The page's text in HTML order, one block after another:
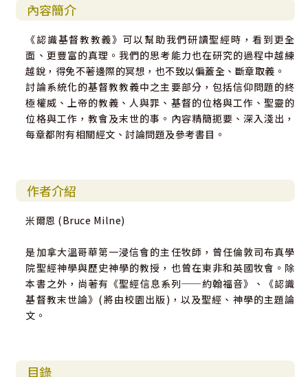
內容簡介
《認識基督教教義》可以幫助我們研讀聖經時，看到更全
面、更豐富的真理。我們的思考能力也在研究的過程中越練
越銳，得免不著邊際的冥想，也不致以偏蓋全、斷章取義。
討論系統化的基督教教義中之主要部分，包括信仰問題的終
極權威、上帝的教義、人與罪、基督的位格與工作、聖靈的
位格與工作，教會及末世的事。內容精簡扼要、深入淺出，
每章都附有相關經文、討論問題及參考書目。
作者介紹
米爾恩 (Bruce Milne)
是加拿大溫哥華第一浸信會的主任牧師，曾任倫敦司布真學
院聖經神學與歷史神學的教授，也曾在東非和英國牧會。除
本書之外，尚著有《聖經信息系列──約翰福音》、《認識
基督教末世論》(將由校園出版)，以及聖經、神學的主題論
文。
目錄